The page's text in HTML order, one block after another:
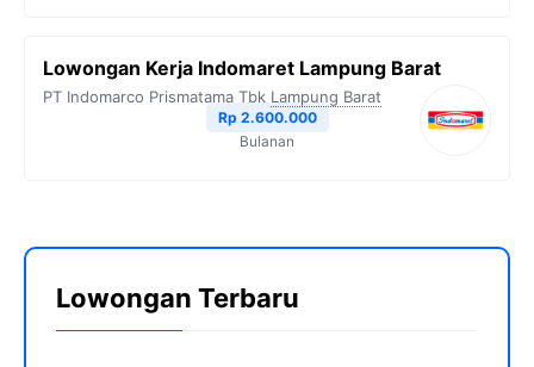
Lowongan Kerja Indomaret Lampung Barat
PT Indomarco Prismatama Tbk Lampung Barat
Rp 2.600.000
Bulanan
Lowongan Terbaru